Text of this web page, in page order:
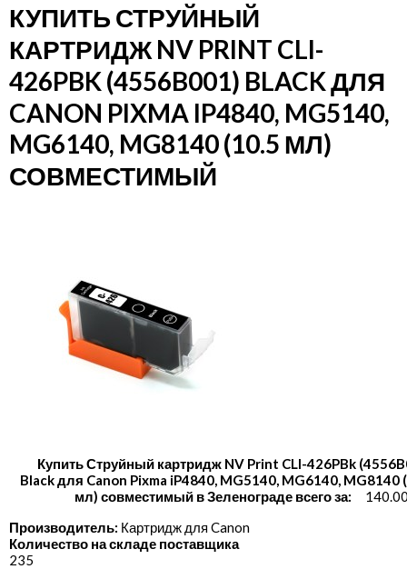
КУПИТЬ СТРУЙНЫЙ
КАРТРИДЖ NV PRINT CLI-
426PBK (4556B001) BLACK ДЛЯ
CANON PIXMA IP4840, MG5140,
MG6140, MG8140 (10.5 МЛ)
СОВМЕСТИМЫЙ
Купить Струйный картридж NV Print CLI-426PBk
Black для Canon Pixma iP4840, MG5140, MG6140, MG8140
мл) совместимый в Зеленограде всего за:
Производитель: Картридж для Canon
Количество на складе поставщика
235